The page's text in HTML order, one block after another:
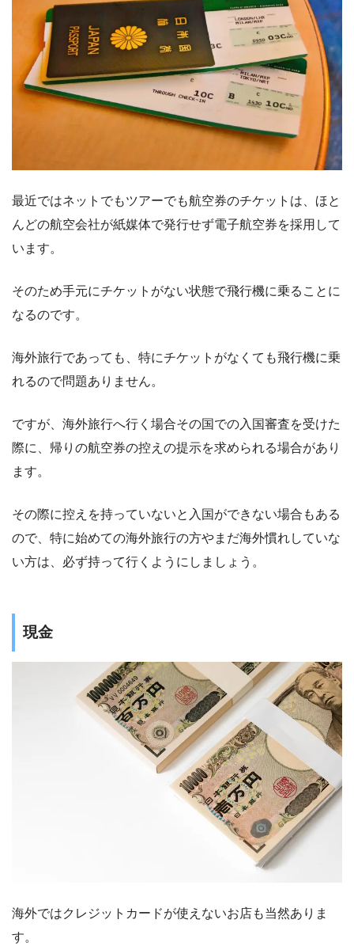
最近ではネットでもツアーでも航空券のチケットは、ほと
んどの航空会社が紙媒体で発行せず電子航空券を採用して
います。
そのため手元にチケットがない状態で飛行機に乗ることに
なるのです。
海外旅行であっても、特にチケットがなくても飛行機に乗
れるので問題ありません。
ですが、海外旅行へ行く場合その国での入国審査を受けた
際に、帰りの航空券の控えの提示を求められる場合があり
ます。
その際に控えを持っていないと入国ができない場合もある
ので、特に始めての海外旅行の方やまだ海外慣れしていな
い方は、必ず持って行くようにしましょう。
現金
海外ではクレジットカードが使えないお店も当然ありま
す。